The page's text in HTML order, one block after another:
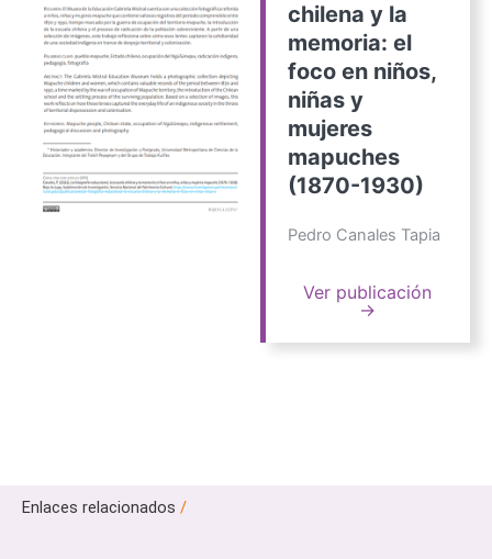
chilena y la
memoria: el
foco en niños,
niñas y
mujeres
mapuches
(1870-1930)
Pedro Canales Tapia
Ver publicación
→
Enlaces relacionados /